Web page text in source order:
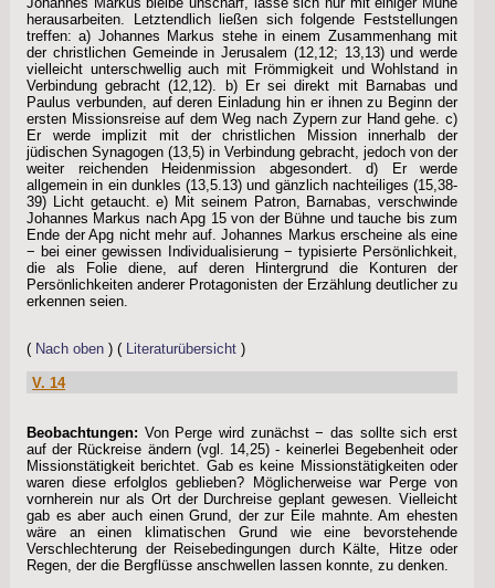
herausarbeiten. Letztendlich ließen sich folgende Feststellungen
treffen: a) Johannes Markus stehe in einem Zusammenhang mit
der christlichen Gemeinde in Jerusalem (12,12; 13,13) und werde
vielleicht unterschwellig auch mit Frömmigkeit und Wohlstand in
Verbindung gebracht (12,12). b) Er sei direkt mit Barnabas und
Paulus verbunden, auf deren Einladung hin er ihnen zu Beginn der
ersten Missionsreise auf dem Weg nach Zypern zur Hand gehe. c)
Er werde implizit mit der christlichen Mission innerhalb der
jüdischen Synagogen (13,5) in Verbindung gebracht, jedoch von der
weiter reichenden Heidenmission abgesondert. d) Er werde
allgemein in ein dunkles (13,5.13) und gänzlich nachteiliges (15,38-
39) Licht getaucht. e) Mit seinem Patron, Barnabas, verschwinde
Johannes Markus nach Apg 15 von der Bühne und tauche bis zum
Ende der Apg nicht mehr auf. Johannes Markus erscheine als eine
− bei einer gewissen Individualisierung − typisierte Persönlichkeit,
die als Folie diene, auf deren Hintergrund die Konturen der
Persönlichkeiten anderer Protagonisten der Erzählung deutlicher zu
erkennen seien.
( Nach oben ) ( Literaturübersicht )
V. 14
Beobachtungen: Von Perge wird zunächst − das sollte sich erst
auf der Rückreise ändern (vgl. 14,25) - keinerlei Begebenheit oder
Missionstätigkeit berichtet. Gab es keine Missionstätigkeiten oder
waren diese erfolglos geblieben? Möglicherweise war Perge von
vornherein nur als Ort der Durchreise geplant gewesen. Vielleicht
gab es aber auch einen Grund, der zur Eile mahnte. Am ehesten
wäre an einen klimatischen Grund wie eine bevorstehende
Verschlechterung der Reisebedingungen durch Kälte, Hitze oder
Regen, der die Bergflüsse anschwellen lassen konnte, zu denken.